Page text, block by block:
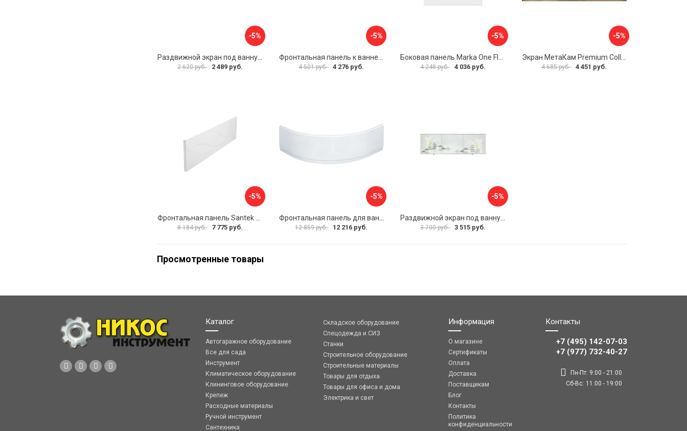
-5%
2 620 руб. 2 489 руб.
-5%
4 501 руб. 4 276 руб.
-5%
4 248 руб. 4 036 руб.
-5%
4 685 руб. 4 451 руб.
-5%
8 184 руб. 7 775 руб.
-5%
12 859 руб. 12 216 руб.
-5%
3 700 руб. 3 515 руб.
Просмотренные товары
Каталог
Автогаражное оборудование
Все для сада
Инструмент
Климатическое оборудование
Клининговое оборудование
Крепеж
Расходные материалы
Ручной инструмент
Сантехника
Складское оборудование
Спецодежда и СИЗ
Станки
Строительное оборудование
Строительные материалы
Товары для отдыха
Товары для офиса и дома
Электрика и свет
Информация
О магазине
Сертификаты
Оплата
Доставка
Поставщикам
Блог
Контакты
Политика
конфиденциальности
Контакты
+7 (495) 142-07-03
‎‎+7 (977) 732-40-27
Пн-Пт: 9:00 - 21:00
Сб-Вс: 11:00 - 19:00